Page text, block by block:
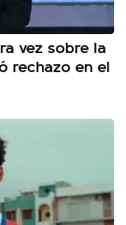
vez sobre la
rechazo en el